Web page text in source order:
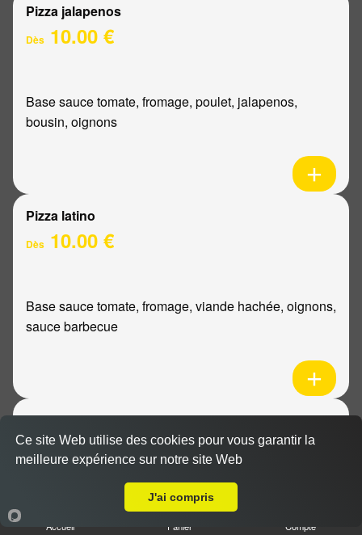
Pizza jalapenos
Dès 10.00 €
Base sauce tomate, fromage, poulet, jalapenos,
bousin, oignons
Pizza latino
Dès 10.00 €
Base sauce tomate, fromage, viande hachée, oignons,
sauce barbecue
Pizza mexicaine
Dès10.00 €
Base sauce tomate, fromage, poulet, pommes de
terre, ananas, sauce barbecue
Accueil Panier Compte
Ce site Web utilise des cookies pour vous garantir la
meilleure expérience sur notre site Web
J'ai compris